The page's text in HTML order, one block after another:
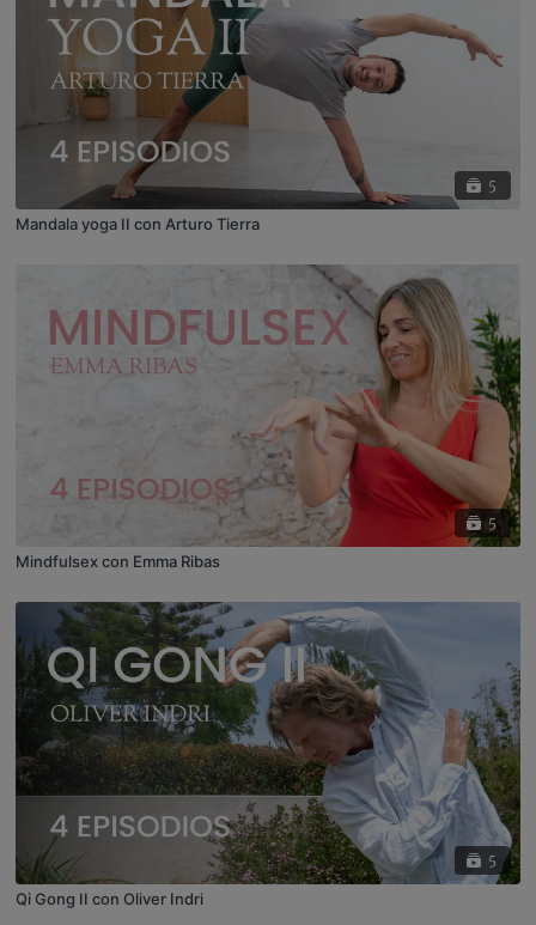
5
Mandala yoga II con Arturo Tierra
5
Mindfulsex con Emma Ribas
5
Qi Gong II con Oliver Indri